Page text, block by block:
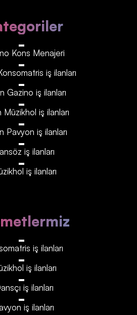
Kons Menajeri
iş ilanları
Gazino iş ilanları
Müzikhol iş ilanları
Pavyon iş ilanları
iş ilanları
iş ilanları
iş ilanları
iş ilanları
iş ilanları
iş ilanları